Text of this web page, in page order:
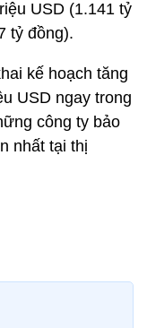
USD (1.141 tỷ
tỷ đồng).
kế hoạch tăng
USD ngay trong
công ty bảo
nhất tại thị